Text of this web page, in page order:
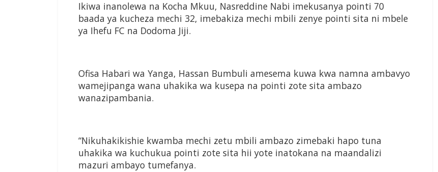
Ikiwa inanolewa na Kocha Mkuu, Nasreddine Nabi imekusanya pointi 70
baada ya kucheza mechi 32, imebakiza mechi mbili zenye pointi sita ni mbele
ya Ihefu FC na Dodoma Jiji.
Ofisa Habari wa Yanga, Hassan Bumbuli amesema kuwa kwa namna ambavyo
wamejipanga wana uhakika wa kusepa na pointi zote sita ambazo
wanazipambania.
“Nikuhakikishie kwamba mechi zetu mbili ambazo zimebaki hapo tuna
uhakika wa kuchukua pointi zote sita hii yote inatokana na maandalizi
mazuri ambayo tumefanya.